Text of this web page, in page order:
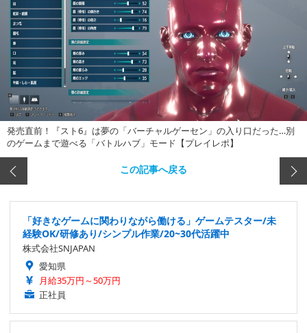
発売直前！『スト6』は夢の「バーチャルゲーセン」の入り口だった…別
のゲームまで遊べる「バトルハブ」モード【プレイレポ】
この記事へ戻る
「好きなゲームに関わりながら働ける」ゲームテスター/未
経験OK/研修あり/シンプル作業/20~30代活躍中
株式会社SNJAPAN
愛知県
月給35万円～50万円
正社員